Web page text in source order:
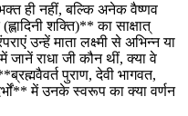
ही नहीं, बल्कि अनेक वैष्णव
शक्ति)** का साक्षात्
उन्हें माता लक्ष्मी से अभिन्न या
राधा जी कौन थीं, क्या वे
पुराण, देवी भागवत,
में उनके स्वरूप का क्या वर्णन